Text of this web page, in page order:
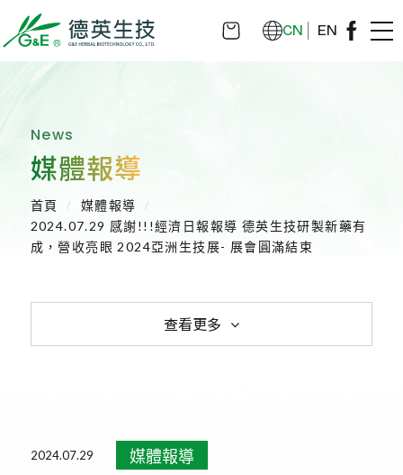
CN EN
News
媒體報導
首頁
媒體報導
2024.07.29 感謝!!!經濟日報報導 德英生技研製新藥有
成，營收亮眼 2024亞洲生技展- 展會圓滿結束
查看更多
2024.07.29 媒體報導